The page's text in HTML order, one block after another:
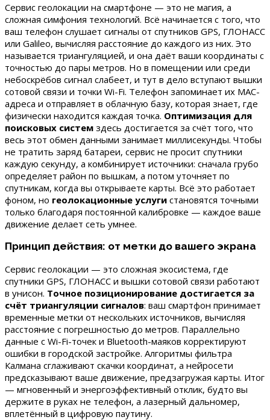
Сервис геолокации на смартфоне — это не магия, а
сложная симфония технологий. Всё начинается с того, что
ваш телефон слушает сигналы от спутников GPS, ГЛОНАСС
или Galileo, вычисляя расстояние до каждого из них. Это
называется триангуляцией, и она даёт ваши координаты с
точностью до пары метров. Но в помещении или среди
небоскрёбов сигнал слабеет, и тут в дело вступают вышки
сотовой связи и точки Wi-Fi. Телефон запоминает их MAC-
адреса и отправляет в облачную базу, которая знает, где
физически находится каждая точка. Оптимизация для
поисковых систем здесь достигается за счёт того, что
весь этот обмен данными занимает миллисекунды. Чтобы
не тратить заряд батареи, сервис не просит спутники
каждую секунду, а комбинирует источники: сначала грубо
определяет район по вышкам, а потом уточняет по
спутникам, когда вы открываете карты. Всё это работает
фоном, но геолокационные услуги становятся точными
только благодаря постоянной калибровке — каждое ваше
движение делает сеть умнее.
Принцип действия: от метки до вашего экрана
Сервис геолокации — это сложная экосистема, где
спутники GPS, ГЛОНАСС и вышки сотовой связи работают
в унисон. Точное позиционирование достигается за
счёт триангуляции сигналов: ваш смартфон принимает
временные метки от нескольких источников, вычисляя
расстояние с погрешностью до метров. Параллельно
данные с Wi-Fi-точек и Bluetooth-маяков корректируют
ошибки в городской застройке. Алгоритмы фильтра
Калмана сглаживают скачки координат, а нейросети
предсказывают ваше движение, предзагружая карты. Итог
— мгновенный и энергоэффективный отклик, будто вы
держите в руках не телефон, а лазерный дальномер,
вплетённый в цифровую паутину.